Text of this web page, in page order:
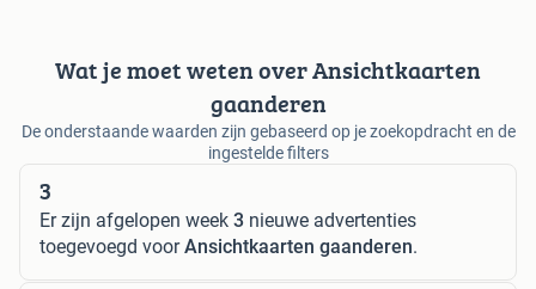
Wat je moet weten over Ansichtkaarten
gaanderen
De onderstaande waarden zijn gebaseerd op je zoekopdracht en de
ingestelde filters
3
Er zijn afgelopen week 3 nieuwe advertenties
toegevoegd voorAnsichtkaarten gaanderen.